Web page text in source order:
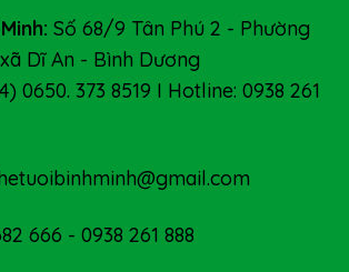
Số 68/9 Tân Phú 2 - Phường
Dĩ An - Bình Dương
0650. 373 8519 I Hotline: 0938 261
666 - 0938 261 888